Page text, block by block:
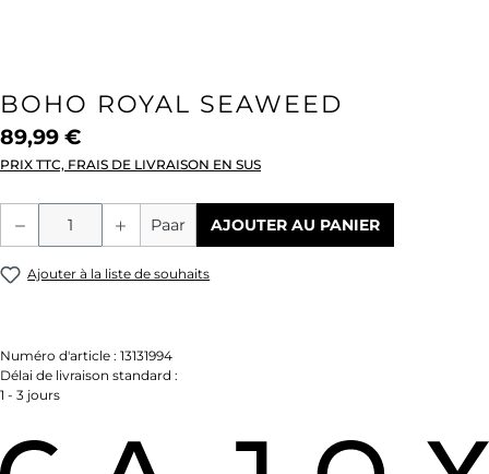
BOHO ROYAL SEAWEED
89,99 €
PRIX TTC, FRAIS DE LIVRAISON EN SUS
Quantité de produit : Entrez la
Paar AJOUTER AU PANIER
Ajouter à la liste de souhaits
Numéro d'article : 13131994
Délai de livraison standard :
1 - 3 jours